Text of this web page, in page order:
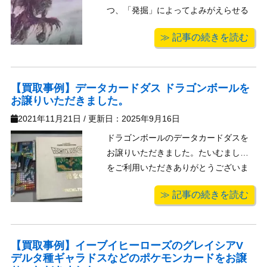
つ、「発掘」によってよみがえらせる
ルドの都』で登場した「ゴルガリの墓
いクリーチャーでしたが、あまりに強
力過ぎて禁止カードとなっているのは
ご存じの ...
≫ 記事の続きを読む
【買取事例】データカードダス ドラゴンボールを
お譲りいただきました。
2021年11月21日 / 更新日： 2025年9月16日
ドラゴンボールのデータカードダスを
お譲りいただきました。たいむましん
をご利用いただきありがとうございま
描かれているデータカードダスは、好
ァンならコレクションしていないにし
ろ１度は買ったことがあるのではない
でしょ ...
≫ 記事の続きを読む
【買取事例】イーブイヒーローズのグレイシアV
デルタ種ギャラドスなどのポケモンカードをお譲